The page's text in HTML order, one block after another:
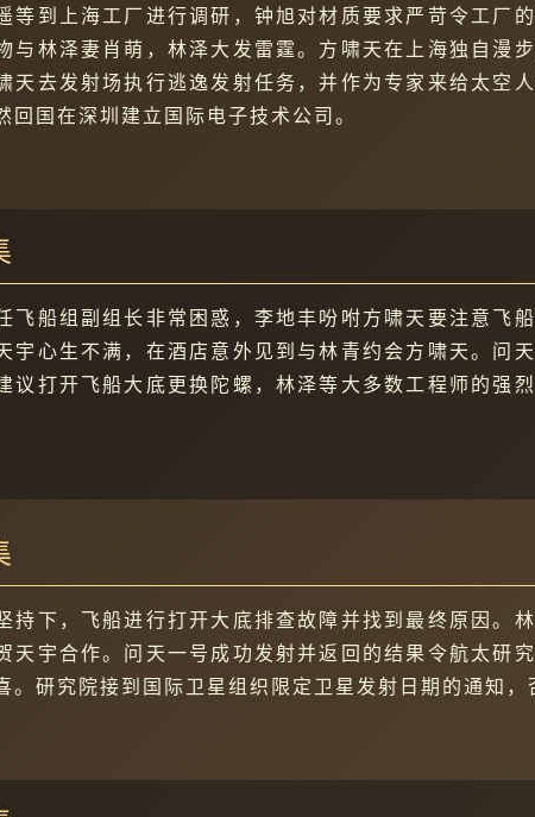
等到上海工厂进行调研，钟旭对材质要求严苛令工厂
与林泽妻肖萌，林泽大发雷霆。方啸天在上海独自漫
天去发射场执行逃逸发射任务，并作为专家来给太空
回国在深圳建立国际电子技术公司。
飞船组副组长非常困惑，李地丰吩咐方啸天要注意飞
宇心生不满，在酒店意外见到与林青约会方啸天。问
议打开飞船大底更换陀螺，林泽等大多数工程师的强
持下，飞船进行打开大底排查故障并找到最终原因。
天宇合作。问天一号成功发射并返回的结果令航太研
。研究院接到国际卫星组织限定卫星发射日期的通知，